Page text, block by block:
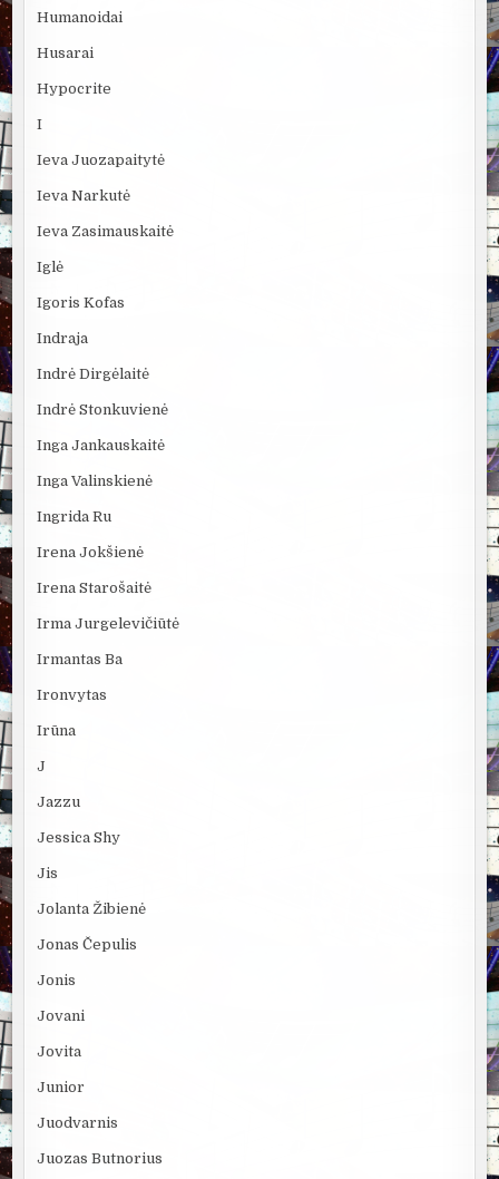
Humanoidai
Husarai
Hypocrite
I
Ieva Juozapaitytė
Ieva Narkutė
Ieva Zasimauskaitė
Iglė
Igoris Kofas
Indraja
Indrė Dirgėlaitė
Indrė Stonkuvienė
Inga Jankauskaitė
Inga Valinskienė
Ingrida Ru
Irena Jokšienė
Irena Starošaitė
Irma Jurgelevičiūtė
Irmantas Ba
Ironvytas
Irūna
J
Jazzu
Jessica Shy
Jis
Jolanta Žibienė
Jonas Čepulis
Jonis
Jovani
Jovita
Junior
Juodvarnis
Juozas Butnorius